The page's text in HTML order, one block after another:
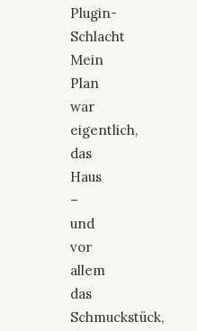
Plugin-
Schlacht
Mein
Plan
war
eigentlich,
das
Haus
–
und
vor
allem
das
Schmuckstück,